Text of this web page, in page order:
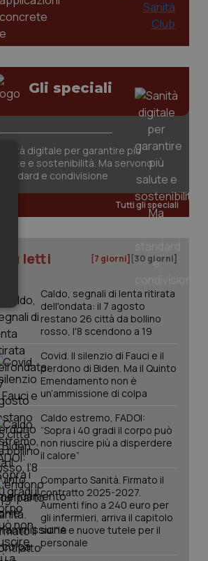
Gli speciali
Sanità digitale per garantire più
salute e sostenibilità. Ma servono
standard e condivisione
Tutti gli speciali
I più letti [7 giorni] [30 giorni]
Caldo, segnali di lenta ritirata
dell'ondata: il 7 agosto
restano 26 città da bollino
rosso, l'8 scendono a 19
Covid. Il silenzio di Fauci e il
perdono di Biden. Ma il Quinto
Emendamento non è
un’ammissione di colpa
Caldo estremo, FADOI:
“Sopra i 40 gradi il corpo può
non riuscire più a disperdere
il calore”
Comparto Sanità. Firmato il
contratto 2025-2027.
Aumenti fino a 240 euro per
gli infermieri, arriva il capitolo
sull'IA e nuove tutele per il
personale